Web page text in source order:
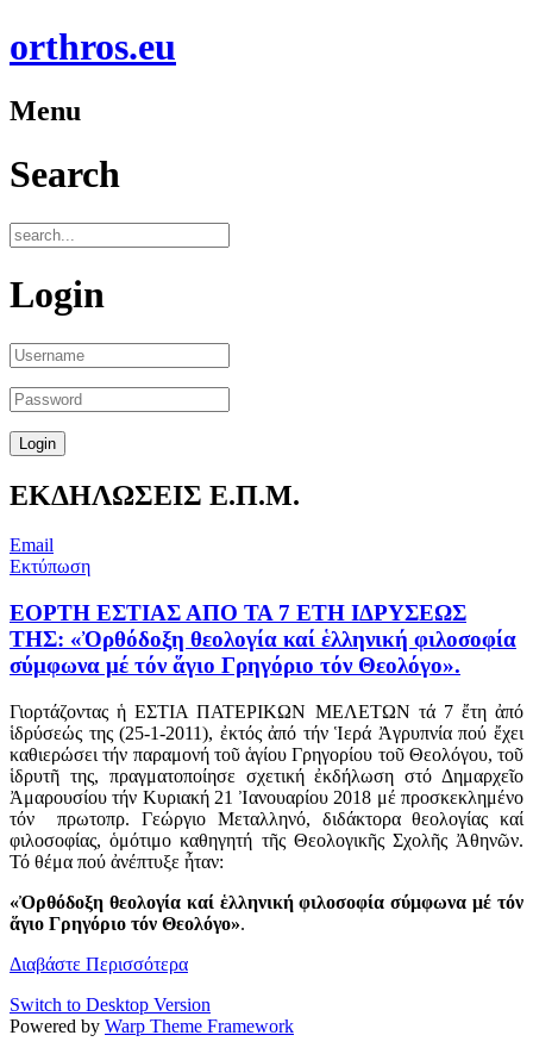
orthros.eu
Menu
Search
Login
ΕΚΔΗΛΩΣΕΙΣ Ε.Π.Μ.
Email
Εκτύπωση
ΕΟΡΤΗ ΕΣΤΙΑΣ ΑΠΟ ΤΑ 7 ΕΤΗ ΙΔΡΥΣΕΩΣ
ΤΗΣ: «Ὀρθόδοξη θεολογία καί ἑλληνική φιλοσοφία
σύμφωνα μέ τόν ἅγιο Γρηγόριο τόν Θεολόγο».
Γιορτάζοντας ἡ ΕΣΤΙΑ ΠΑΤΕΡΙΚΩΝ ΜΕΛΕΤΩΝ τά 7 ἔτη ἀπό
ἱδρύσεώς της (25-1-2011), ἐκτός ἀπό τήν Ἱερά Ἀγρυπνία πού ἔχει
καθιερώσει τήν παραμονή τοῦ ἁγίου Γρηγορίου τοῦ Θεολόγου, τοῦ
ἱδρυτῆ της, πραγματοποίησε σχετική ἐκδήλωση στό Δημαρχεῖο
Ἀμαρουσίου τήν Κυριακή 21 Ἰανουαρίου 2018 μέ προσκεκλημένο
τόν πρωτοπρ. Γεώργιο Μεταλληνό, διδάκτορα θεολογίας καί
φιλοσοφίας, ὁμότιμο καθηγητή τῆς Θεολογικῆς Σχολῆς Ἀθηνῶν.
Τό θέμα πού ἀνέπτυξε ἦταν:
«Ὀρθόδοξη θεολογία καί ἑλληνική φιλοσοφίασύμφωνα μέ τόν
ἅγιο Γρηγόριο τόν Θεολόγο».
Διαβάστε Περισσότερα
Switch to Desktop Version
Powered by Warp Theme Framework